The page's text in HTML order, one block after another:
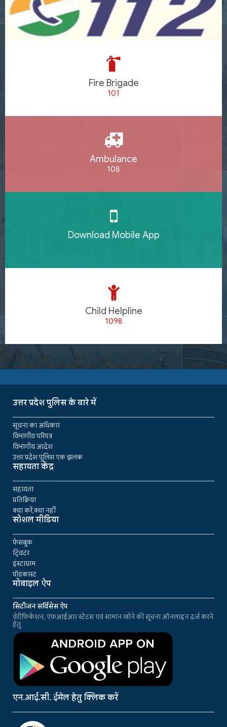
Fire Brigade
101
Ambulance
108
Download Mobile App
Child Helpline
1098
उत्तर प्रदेश पुलिस के बारे में
सूचना का अधिकार
विभागीय परिपत्र
विभागीय आदेश
उत्तर प्रदेश पुलिस एक झलक
सहायता केंद्र
सहायता
प्रतिक्रिया
क्या करें,क्या नहीं
सोशल मीडिया
फेसबुक
ट्विटर
इंस्टाग्राम
पॉडकास्ट
मोबाइल ऐप
सिटीजन सर्विसेस ऐप
वेरीफिकेशन, एफआईआर स्टेटस एवं सामान खोने की सूचना ऑनलाइन दर्ज करने
हेतु
एन.आई.सी. ईमेल हेतु क्लिक करें